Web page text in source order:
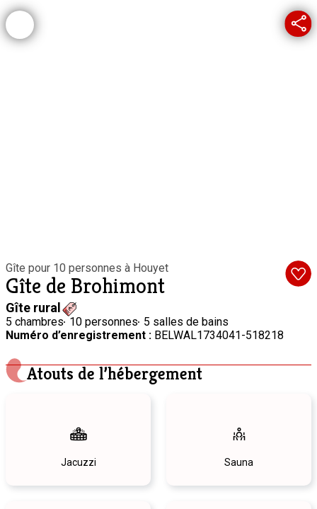
Gîte pour 10 personnes à Houyet
Gîte de Brohimont
Gîte rural
5 chambres 10 personnes 5 salles de bains
Numéro d’enregistrement : BELWAL1734041-518218
Atouts de l’hébergement
Jacuzzi Sauna